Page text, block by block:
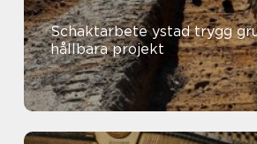
Schaktarbete ystad trygg grund för
hållbara projekt